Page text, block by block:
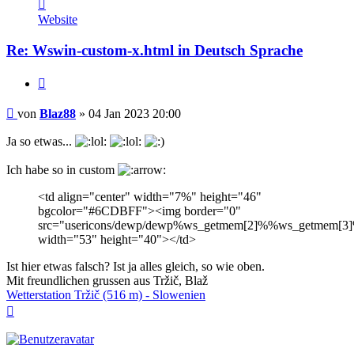
von
Blaz88
Website
Re: Wswin-custom-x.html in Deutsch Sprache
Beitrag
von Blaz88 » 04 Jan 2023 20:00
Ja so etwas...
Ich habe so in custom
<td align="center" width="7%" height="46"
bgcolor="#6CDBFF"><img border="0"
src="usericons/dewp/
width="53" height="40"></td>
Ist hier etwas falsch? Ist ja alles gleich, so wie oben.
Mit freundlichen grussen aus Tržič, Blaž
Wetterstation Tržič (516 m) - Slowenien